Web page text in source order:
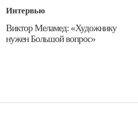
Интервью
​Виктор Меламед: «Художнику
нужен Большой вопрос»